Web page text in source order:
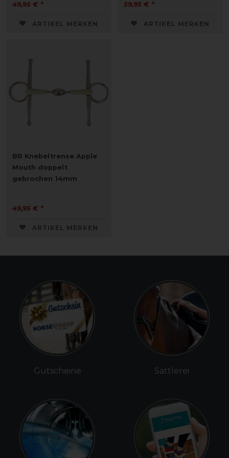
49,95 € *
ARTIKEL MERKEN
59,95 € *
ARTIKEL MERKEN
BR Knebeltrense Apple
Mouth doppelt
gebrochen 14mm
49,95 € *
ARTIKEL MERKEN
Gutscheine Sattlerei